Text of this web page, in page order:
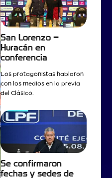
San Lorenzo –
Huracán en
conferencia
Los protagonistas hablaron
con los medios en la previa
del Clásico.
Se confirmaron
fechas y sedes de